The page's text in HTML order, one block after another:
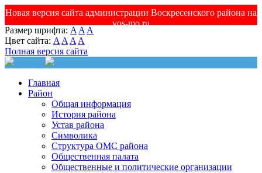
Новая версия сайта администрации Воскресенского района на
vos-mo.ru
Размер шрифта: A A A
Цвет сайта: A A A A
Полная версия сайта
Главная
Район
Общая информация
История района
Устав района
Символика
Структура ОМС района
Общественная палата
Общественные и политические организации